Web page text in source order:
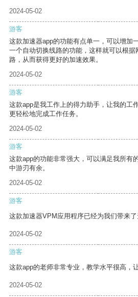
2024-05-02
游客
这款加速器app的功能有点单一，可以增加
一个自动切换线路的功能，这样就可以根
路，从而获得更好的加速效果。
2024-05-02
游客
这款app是我工作上的得力助手，让我的工
更轻松地完成工作任务。
2024-05-02
游客
这款app的功能非常强大，可以满足我所有
中游刃有余。
2024-05-02
游客
这款加速器VPM应用程序已经为我们带来了
2024-05-02
游客
这款app的老师非常专业，教学水平很高，
2024-05-02